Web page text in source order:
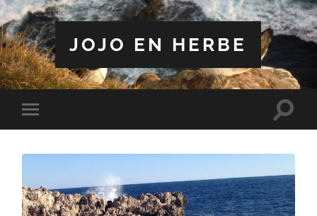
JOJO EN HERBE
Toggle
mobile
Toggle